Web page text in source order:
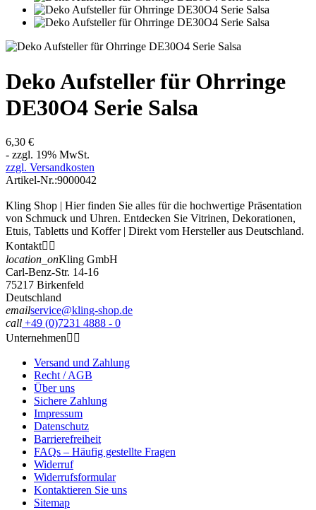
Deko Aufsteller für Ohrringe
DE30O4 Serie Salsa
6,30 €
- zzgl. 19% MwSt.
zzgl. Versandkosten
Artikel-Nr.:9000042
Kling Shop | Hier finden Sie alles für die hochwertige Präsentation
von Schmuck und Uhren. Entdecken Sie Vitrinen, Dekorationen,
Etuis, Tabletts und Koffer | Direkt vom Hersteller aus Deutschland.
Kontakt 
location_onKling GmbH
Carl-Benz-Str. 14-16
75217 Birkenfeld
Deutschland
emailservice@kling-shop.de
call +49 (0)7231 4888 - 0
Unternehmen 
Versand und Zahlung
Recht / AGB
Über uns
Sichere Zahlung
Impressum
Datenschutz
Barrierefreiheit
FAQs – Häufig gestellte Fragen
Widerruf
Widerrufsformular
Kontaktieren Sie uns
Sitemap